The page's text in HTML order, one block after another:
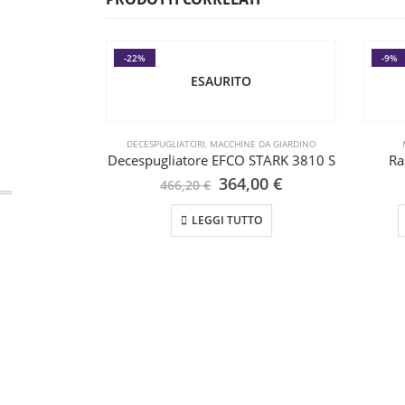
-22%
ESAURITO
DECESPUGLIATORI, MACCHINE DA GIARDINO
Decespugliatore EFCO STARK 3810 S
466,20€ Il
prezzo
originale
era:
364,00 €Il
LEGGI TUTTO
-9%